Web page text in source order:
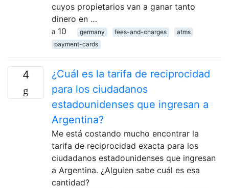
cuyos propietarios van a ganar tanto
dinero en …
10
germany fees-and-charges
atms
payment-cards
4
¿Cuál es la tarifa de reciprocidad
para los ciudadanos
estadounidenses que ingresan a
Argentina?
Me está costando mucho encontrar la
tarifa de reciprocidad exacta para los
ciudadanos estadounidenses que ingresan
a Argentina. ¿Alguien sabe cuál es esa
cantidad?